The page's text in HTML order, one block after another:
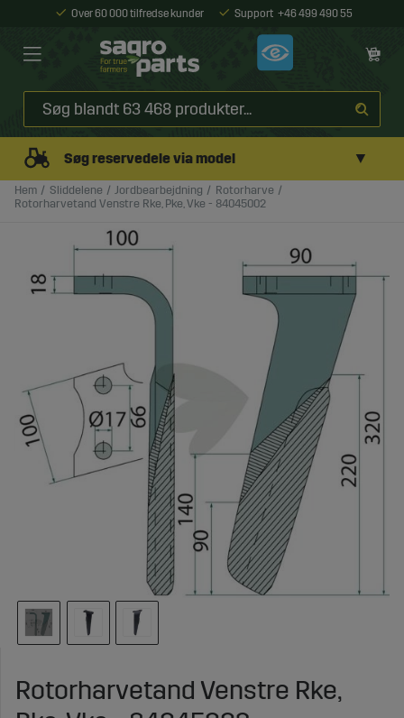
Over 60 000 tilfredse kunder Support +46 499 490 55
Søg reservedele via model ▼
Hem Sliddelene Jordbearbejdning
Rotorharve
Rotorharvetand Venstre Rke, Pke, Vke - 84045002
Rotorharvetand Venstre Rke,